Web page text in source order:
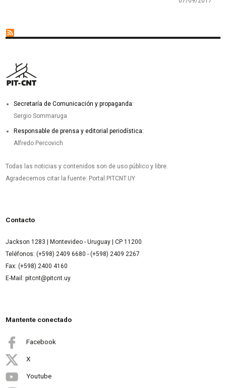
Secretaría de Comunicación y propaganda:
Sergio Sommaruga
Responsable de prensa y editorial periodística:
Alfredo Percovich
Todas las noticias y contenidos son de uso público y libre.
Agradecemos citar la fuente: Portal PITCNT.UY
Contacto
Jackson 1283 | Montevideo - Uruguay | CP 11200
Teléfonos: (+598) 2409 6680 - (+598) 2409 2267
Fax: (+598) 2400 4160
E-Mail: pitcnt@pitcnt.uy
Mantente conectado
Facebook
X
Youtube